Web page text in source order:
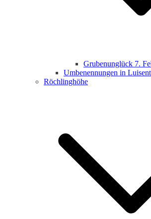
Grubenunglück 7.
Umbenennungen in
Röchlinghöhe